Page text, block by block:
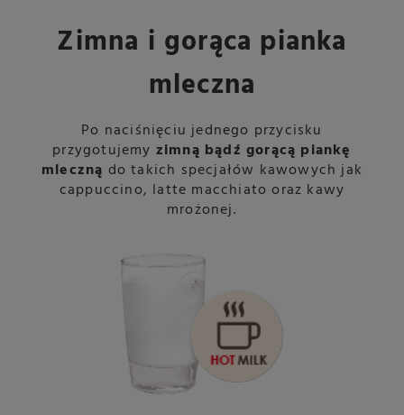
Zimna i gorąca pianka
mleczna
Po naciśnięciu jednego przycisku
przygotujemy zimną bądź gorącą piankę
mleczną do takich specjałów kawowych jak
cappuccino, latte macchiato oraz kawy
mrożonej.